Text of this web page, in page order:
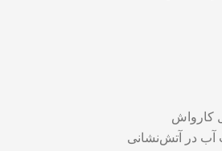
کارواش
آب در آتش‌نشانی